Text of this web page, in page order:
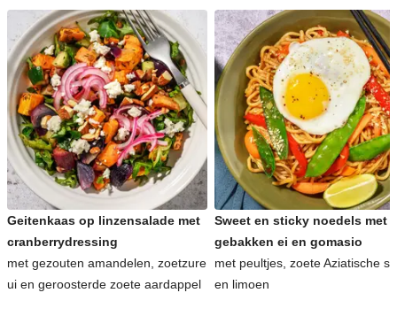
Geitenkaas op linzensalade met
cranberrydressing
met gezouten amandelen, zoetzure
ui en geroosterde zoete aardappel
Sweet en sticky noedels met
gebakken ei en gomasio
met peultjes, zoete Aziatische
en limoen